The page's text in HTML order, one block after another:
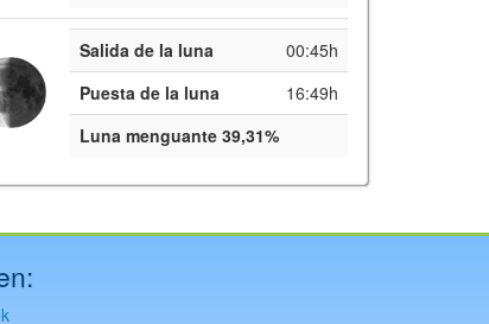
Salida de la luna
00:45h
Puesta de la luna
16:49h
Luna menguante 39,31%